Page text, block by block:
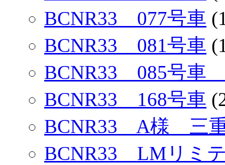
BCNR33 077号車
BCNR33 081号車
BCNR33 085号
BCNR33 168号車
BCNR33 A様 三
BCNR33 LMリミ